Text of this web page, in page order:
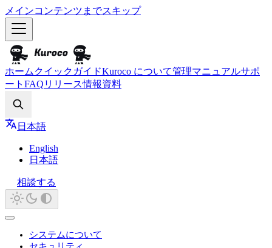
メインコンテンツまでスキップ
ホーム クイックガイドKuroco について管理マニュアルサポ
ート FAQ リリース情報資料
日本語
English
日本語
相談する
システムについて